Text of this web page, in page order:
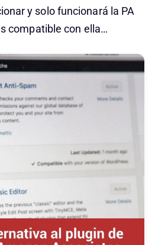
y solo funcionará la PA
compatible con ella…